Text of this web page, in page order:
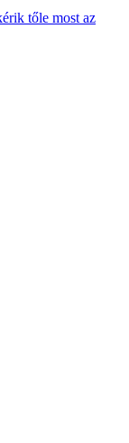
tőle most az